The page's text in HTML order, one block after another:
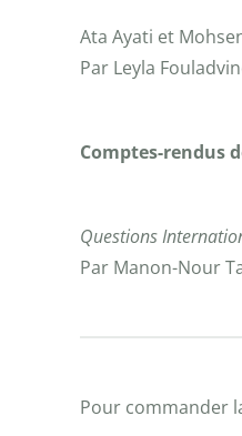
Ata Ayati et
Par Leyla
Comptes-rendus
Questions
Par Manon-Nour
Pour commander